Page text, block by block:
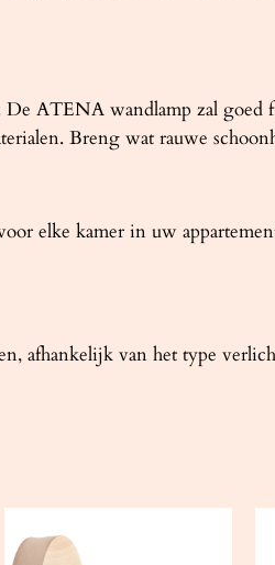
De ATENA wandlamp zal goed
Breng wat rauwe
elke kamer in uw
afhankelijk van het type